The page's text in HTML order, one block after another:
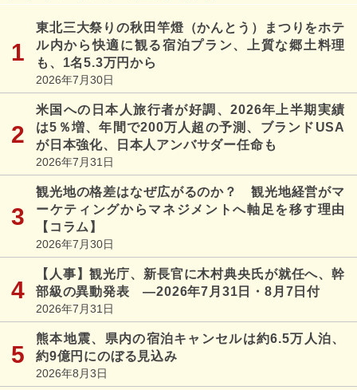
東北三大祭りの秋田竿燈（かんとう）まつりをホテ
ル内から快適に観る宿泊プラン、上質な郷土料理
も、1名5.3万円から
2026年7月30日
米国への日本人旅行者が好調、2026年上半期実績
は5％増、年間で200万人超の予測、ブランドUSA
が日本強化、日本人アンバサダー任命も
2026年7月31日
観光地の格差はなぜ広がるのか？ 観光地経営がマ
ーケティングからマネジメントへ軸足を移す理由
【コラム】
2026年7月30日
【人事】観光庁、新長官に木村典央氏が就任へ、幹
部級の異動発表 ―2026年7月31日・8月7日付
2026年7月31日
熊本地震、県内の宿泊キャンセルは約6.5万人泊、
約9億円にのぼる見込み
2026年8月3日